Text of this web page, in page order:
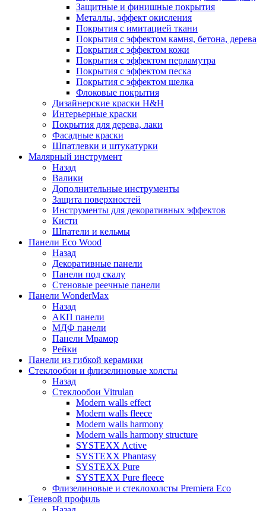
Защитные и финишные покрытия
Металлы, эффект окисления
Покрытия с имитацией ткани
Покрытия с эффектом камня, бетона, дерева
Покрытия с эффектом кожи
Покрытия с эффектом перламутра
Покрытия с эффектом песка
Покрытия с эффектом шелка
Флоковые покрытия
Дизайнерские краски H&H
Интерьерные краски
Покрытия для дерева, лаки
Фасадные краски
Шпатлевки и штукатурки
Малярный инструмент
Назад
Валики
Дополнительные инструменты
Защита поверхностей
Инструменты для декоративных эффектов
Кисти
Шпатели и кельмы
Панели Eco Wood
Назад
Декоративные панели
Панели под скалу
Стеновые реечные панели
Панели WonderMax
Назад
АКП панели
МДФ панели
Панели Мрамор
Рейки
Панели из гибкой керамики
Стеклообои и флизелиновые холсты
Назад
Стеклообои Vitrulan
Modern walls effect
Modern walls fleece
Modern walls harmony
Modern walls harmony structure
SYSTEXX Active
SYSTEXX Phantasy
SYSTEXX Pure
SYSTEXX Pure fleece
Флизелиновые и стеклохолсты Premiera Eco
Теневой профиль